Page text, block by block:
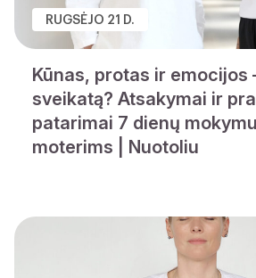
RUGSĖJO 21 D.
Kūnas, protas ir emocijos
sveikatą? Atsakymai ir
patarimai 7 dienų
moterims | Nuotoliu